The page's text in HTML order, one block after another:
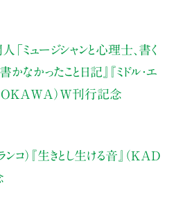
「ミュージシャンと心理士、書く
なかったこと日記』『ミドル・エ
）W刊行記念
コ）
『生きとし生ける音』（KAD